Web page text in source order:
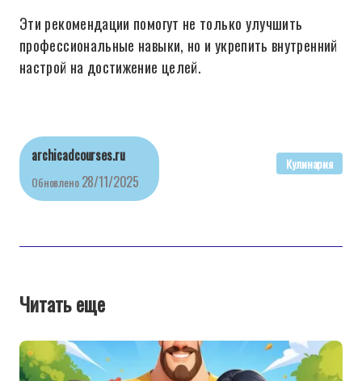
Эти рекомендации помогут не только улучшить
профессиональные навыки, но и укрепить внутренний
настрой на достижение целей.
archicadcourses.ru
Обновлено 28/11/2025
Кулинария
Читать еще